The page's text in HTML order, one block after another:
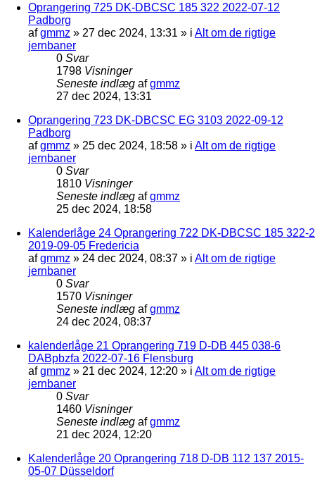
Oprangering 725 DK-DBCSC 185 322 2022-07-12
Padborg
afgmmz » 27 dec 2024, 13:31 » i Alt om de rigtige
jernbaner
0 Svar
1798 Visninger
Seneste indlæg afgmmz
27 dec 2024, 13:31
Oprangering 723 DK-DBCSC EG 3103 2022-09-12
Padborg
afgmmz » 25 dec 2024, 18:58 » i Alt om de rigtige
jernbaner
0 Svar
1810 Visninger
Seneste indlæg afgmmz
25 dec 2024, 18:58
Kalenderlåge 24 Oprangering 722 DK-DBCSC 185 322-2
2019-09-05 Fredericia
afgmmz » 24 dec 2024, 08:37 » i Alt om de rigtige
jernbaner
0 Svar
1570 Visninger
Seneste indlæg afgmmz
24 dec 2024, 08:37
kalenderlåge 21 Oprangering 719 D-DB 445 038-6
DABpbzfa 2022-07-16 Flensburg
afgmmz » 21 dec 2024, 12:20 » i Alt om de rigtige
jernbaner
0 Svar
1460 Visninger
Seneste indlæg afgmmz
21 dec 2024, 12:20
Kalenderlåge 20 Oprangering 718 D-DB 112 137 2015-
05-07 Düsseldorf